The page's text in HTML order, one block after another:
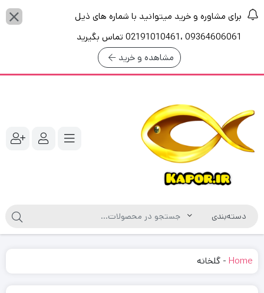
برای مشاوره و خرید میتوانید با شماره های ذیل
09364606061 ،02191010461 تماس بگیرید
مشاهده و خرید
Home
- گلخانه